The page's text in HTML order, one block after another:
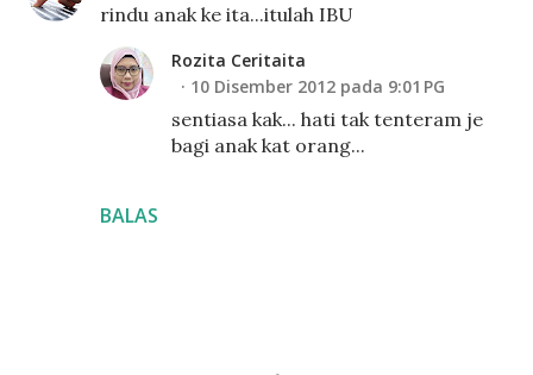
rindu anak ke ita...itulah IBU
BALAS
Rozita Ceritaita
10 Disember 2012 pada 9:01 PG
sentiasa kak... hati tak tenteram je
bagi anak kat orang...